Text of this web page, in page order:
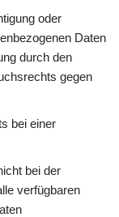
oder
Daten
durch den
gegen
bei einer
bei der
verfügbaren